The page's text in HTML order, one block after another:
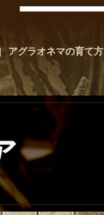
アグラオネマの育て方